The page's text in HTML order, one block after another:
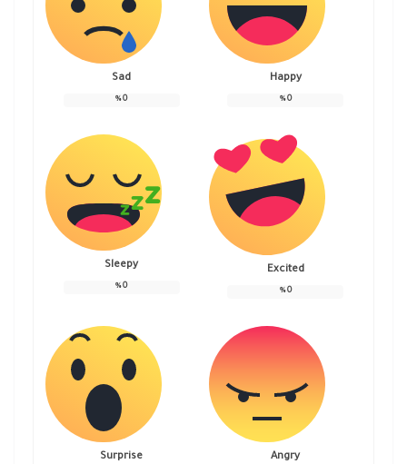
Happy
0
%
Sad
0
%
Excited
0
%
Sleepy
0
%
Angry
Surprise